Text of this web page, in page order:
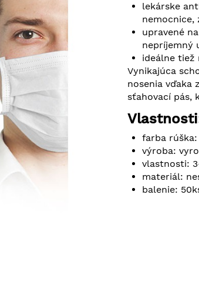
lekárske
nemocnice,
upravené
nepríjemný
ideálne tiež
Vynikajúca
nosenia vďaka
sťahovací pás,
farba rúška:
výroba:
vlastnosti:
materiál:
balenie: